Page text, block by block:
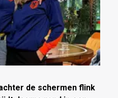
de schermen flink